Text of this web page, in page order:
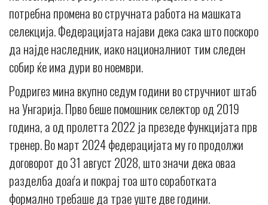
потребна промена во стручната работа на машката
селекција. Федерацијата најави дека сака што поскоро
да најде наследник, иако националниот тим следен
собир ќе има дури во ноември.
Родригез мина вкупно седум години во стручниот штаб
на Унгарија. Прво беше помошник селектор од 2019
година, а од пролетта 2022 ја презеде функцијата прв
тренер. Во март 2024 федерацијата му го продолжи
договорот до 31 август 2028, што значи дека оваа
разделба доаѓа и покрај тоа што соработката
формално требаше да трае уште две години.